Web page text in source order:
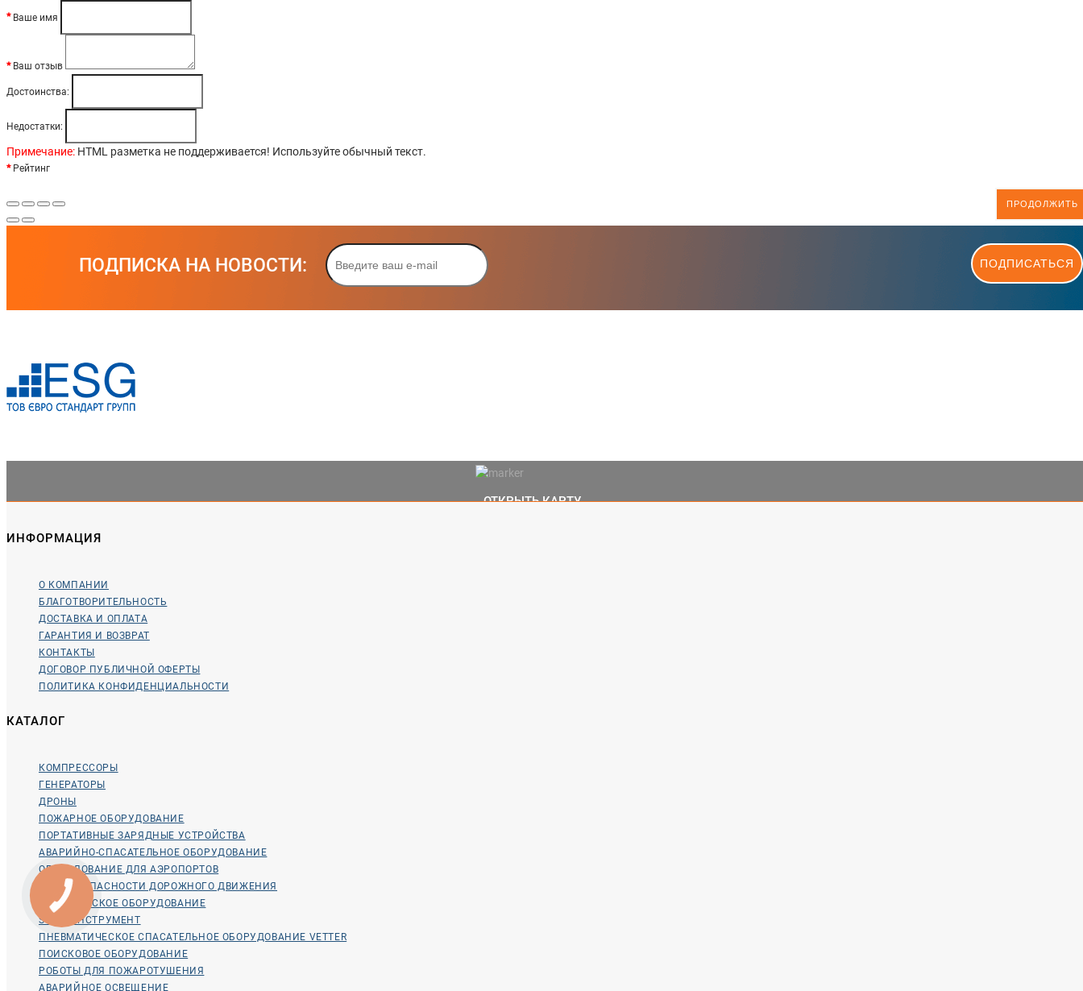
Ваше имя
Ваш отзыв
Достоинства:
Недостатки:
Примечание: HTML разметка не поддерживается! Используйте обычный текст.
Рейтинг
ПРОДОЛЖИТЬ
ПОДПИСКА НА НОВОСТИ: ПОДПИСАТЬСЯ
ОТКРЫТЬ КАРТУ
ИНФОРМАЦИЯ
О КОМПАНИИ
БЛАГОТВОРИТЕЛЬНОСТЬ
ДОСТАВКА И ОПЛАТА
ГАРАНТИЯ И ВОЗВРАТ
КОНТАКТЫ
ДОГОВОР ПУБЛИЧНОЙ ОФЕРТЫ
ПОЛИТИКА КОНФИДЕНЦИАЛЬНОСТИ
КАТАЛОГ
КОМПРЕССОРЫ
ГЕНЕРАТОРЫ
ДРОНЫ
ПОЖАРНОЕ ОБОРУДОВАНИЕ
ПОРТАТИВНЫЕ ЗАРЯДНЫЕ УСТРОЙСТВА
АВАРИЙНО-СПАСАТЕЛЬНОЕ ОБОРУДОВАНИЕ
ОБОРУДОВАНИЕ ДЛЯ АЭРОПОРТОВ
ДЛЯ БЕЗОПАСНОСТИ ДОРОЖНОГО ДВИЖЕНИЯ
МЕДИЦИНСКОЕ ОБОРУДОВАНИЕ
STIHL ИНСТРУМЕНТ
ПНЕВМАТИЧЕСКОЕ СПАСАТЕЛЬНОЕ ОБОРУДОВАНИЕ VETTER
ПОИСКОВОЕ ОБОРУДОВАНИЕ
РОБОТЫ ДЛЯ ПОЖАРОТУШЕНИЯ
АВАРИЙНОЕ ОСВЕЩЕНИЕ